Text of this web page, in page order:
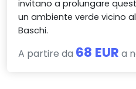
invitano a prolungare
un ambiente verde vicino
Baschi.
A partire da 68 EUR a